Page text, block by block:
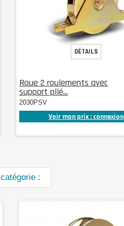
Roue 2 roulements avec
support plié...
2030PSV
Voir mon prix : connexion
DÉTAILS
: